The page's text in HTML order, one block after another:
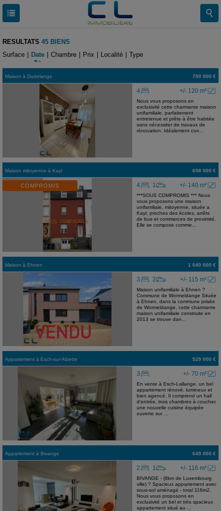
RESULTATS 45 BIENS
Surface
Date Chambre Prix Localité Type
Maison à Dudelange 750 000 €
+/- 120 m²
4
Nous vous proposons en
exclusivité cette charmante maison
unifamiliale, parfaitement
entretenue et prête à être habitée
sans nécessiter de travaux de
rénovation. Idéalement con...
Maison mitoyenne à Kayl 698 000 €
COMPROMIS +/- 140 m²
4 1
***SOUS COMPROMIS *** Nous
vous proposons une maison
unifamiliale, mitoyenne, située a
Kayl, proches des écoles, arrêts
de bus et commerces de proximité.
Elle se compose comme...
Maison à Ehnen 1 040 000 €
+/- 115 m²
3 2
Maison unifamiliale à Ehnen ?
Commune de Wormeldange Située
à Ehnen, dans la commune prisée
de Wormeldange, cette charmante
maison unifamiliale construite en
2013 se trouve dan...
Appartement à Esch-sur-Alzette 529 000 €
+/- 70 m²
3
En vente à Esch-Lallange, un bel
appartement rénové, lumineux et
bien agencé. Il comprend un hall
d'entrée, trois chambres à coucher,
une nouvelle cuisine équipée
ouverte sur ...
Appartement à Bivange 649 000 €
+/- 116 m²
2 1
BIVANGE - (8km de Luxembourg
ville) ? Spacieux appartement avec
sous-sol aménagé - total 116m2.
Nous vous proposons en
exclusivité un bel et très spacieux
appartement situé au ...